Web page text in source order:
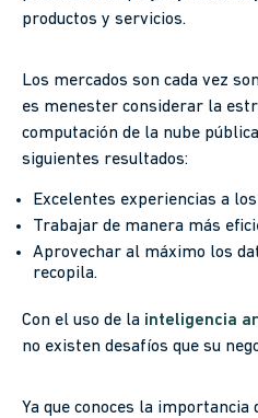
productos y servicios.
Los mercados son cada vez
es menester considerar la
computación de la nube
siguientes resultados:
Excelentes experiencias a
Trabajar de manera más
Aprovechar al máximo los
recopila.
Con el uso de la inteligencia
no existen desafíos que su
Ya que conoces la